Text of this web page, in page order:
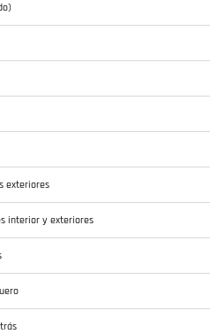
exteriores
interior y exteriores